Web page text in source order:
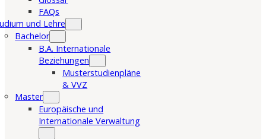
FAQs
und Lehre
Bachelor
B.A. Internationale
Beziehungen
Musterstudienpläne
& VVZ
Master
Europäische und
Internationale Verwaltung